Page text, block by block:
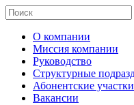
О компании
Миссия компании
Руководство
Структурные
Абонентские участки
Вакансии